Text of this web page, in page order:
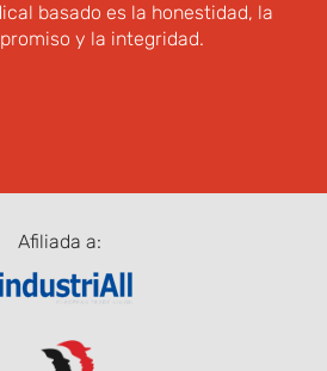
basado es la honestidad, la
y la integridad.
Afiliada a: